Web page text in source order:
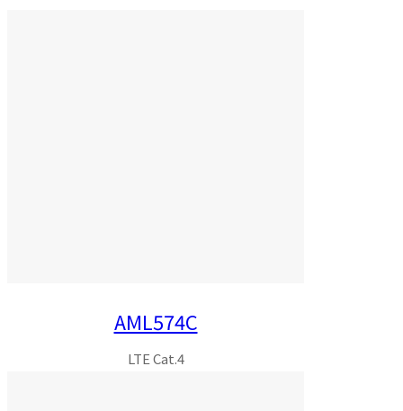
AML574C
LTE Cat.4